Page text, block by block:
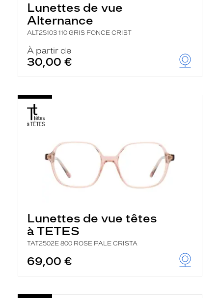
Lunettes de vue
Alternance
ALT25103 110 GRIS FONCE CRIST
À partir de
30,00 €
Lunettes de vue têtes
à TETES
TAT2502E 800 ROSE PALE CRISTA
69,00 €